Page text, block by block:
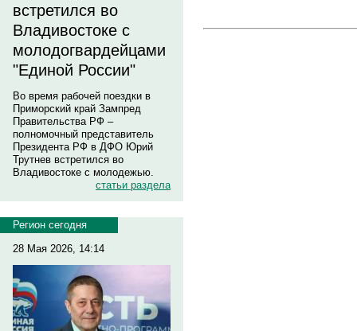
встретился во
Владивостоке с
молодогвардейцами
"Единой России"
Во время рабочей поездки в
Приморский край Зампред
Правительства РФ –
полномочный представитель
Президента РФ в ДФО Юрий
Трутнев встретился во
Владивостоке с молодежью.
статьи раздела
Регион сегодня
28 Мая 2026, 14:14